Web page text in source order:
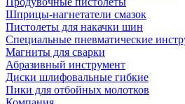
Шприцы-нагнетатели смазок
Пистолеты для накачки шин
Специальные пневматические
Магниты для сварки
Абразивный инструмент
Диски шлифовальные гибкие
Пики для отбойных молотков